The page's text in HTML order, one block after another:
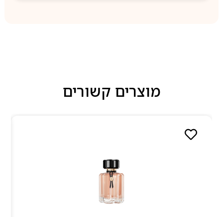
מוצרים קשורים